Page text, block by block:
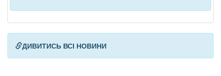
ДИВИТИСЬ ВСІ НОВИНИ